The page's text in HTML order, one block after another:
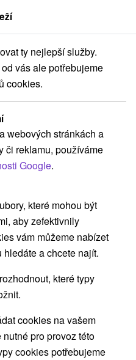
rekreačné zariadenie Jelenec
rekreačné
booking
POBYTU
ubytovatele.
ty nejlepší služby.
vás ale potřebujeme
cookies.
webových stránkách a
či reklamu, používáme
Google.
které mohou být
aby zefektivnily
vám můžeme nabízet
a chcete najít.
které typy
cookies na vašem
pro provoz této
cookies potřebujeme